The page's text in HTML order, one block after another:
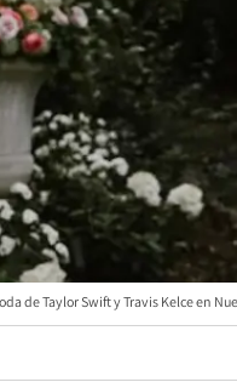
de Taylor Swift y Travis Kelce en